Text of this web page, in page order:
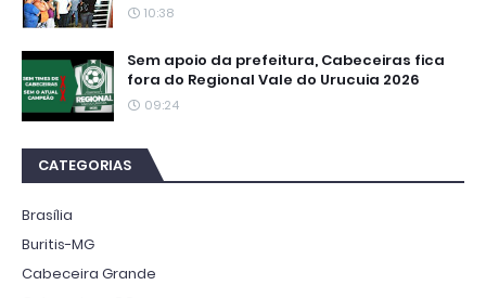
10:38
Sem apoio da prefeitura, Cabeceiras fica
fora do Regional Vale do Urucuia 2026
09:24
CATEGORIAS
Brasília
Buritis-MG
Cabeceira Grande